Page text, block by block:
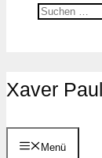
Suchen
Xaver
Menü